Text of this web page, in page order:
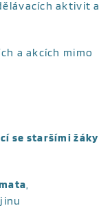
aktivit a
a akcích mimo
se staršími žáky